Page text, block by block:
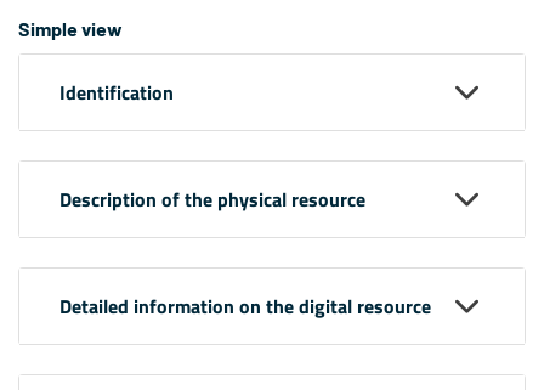
Simple view
Identification
Description of the physical resource
Detailed information on the digital resource